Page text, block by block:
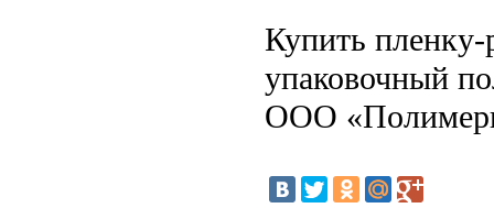
Купить пленку-
упаковочный
ООО